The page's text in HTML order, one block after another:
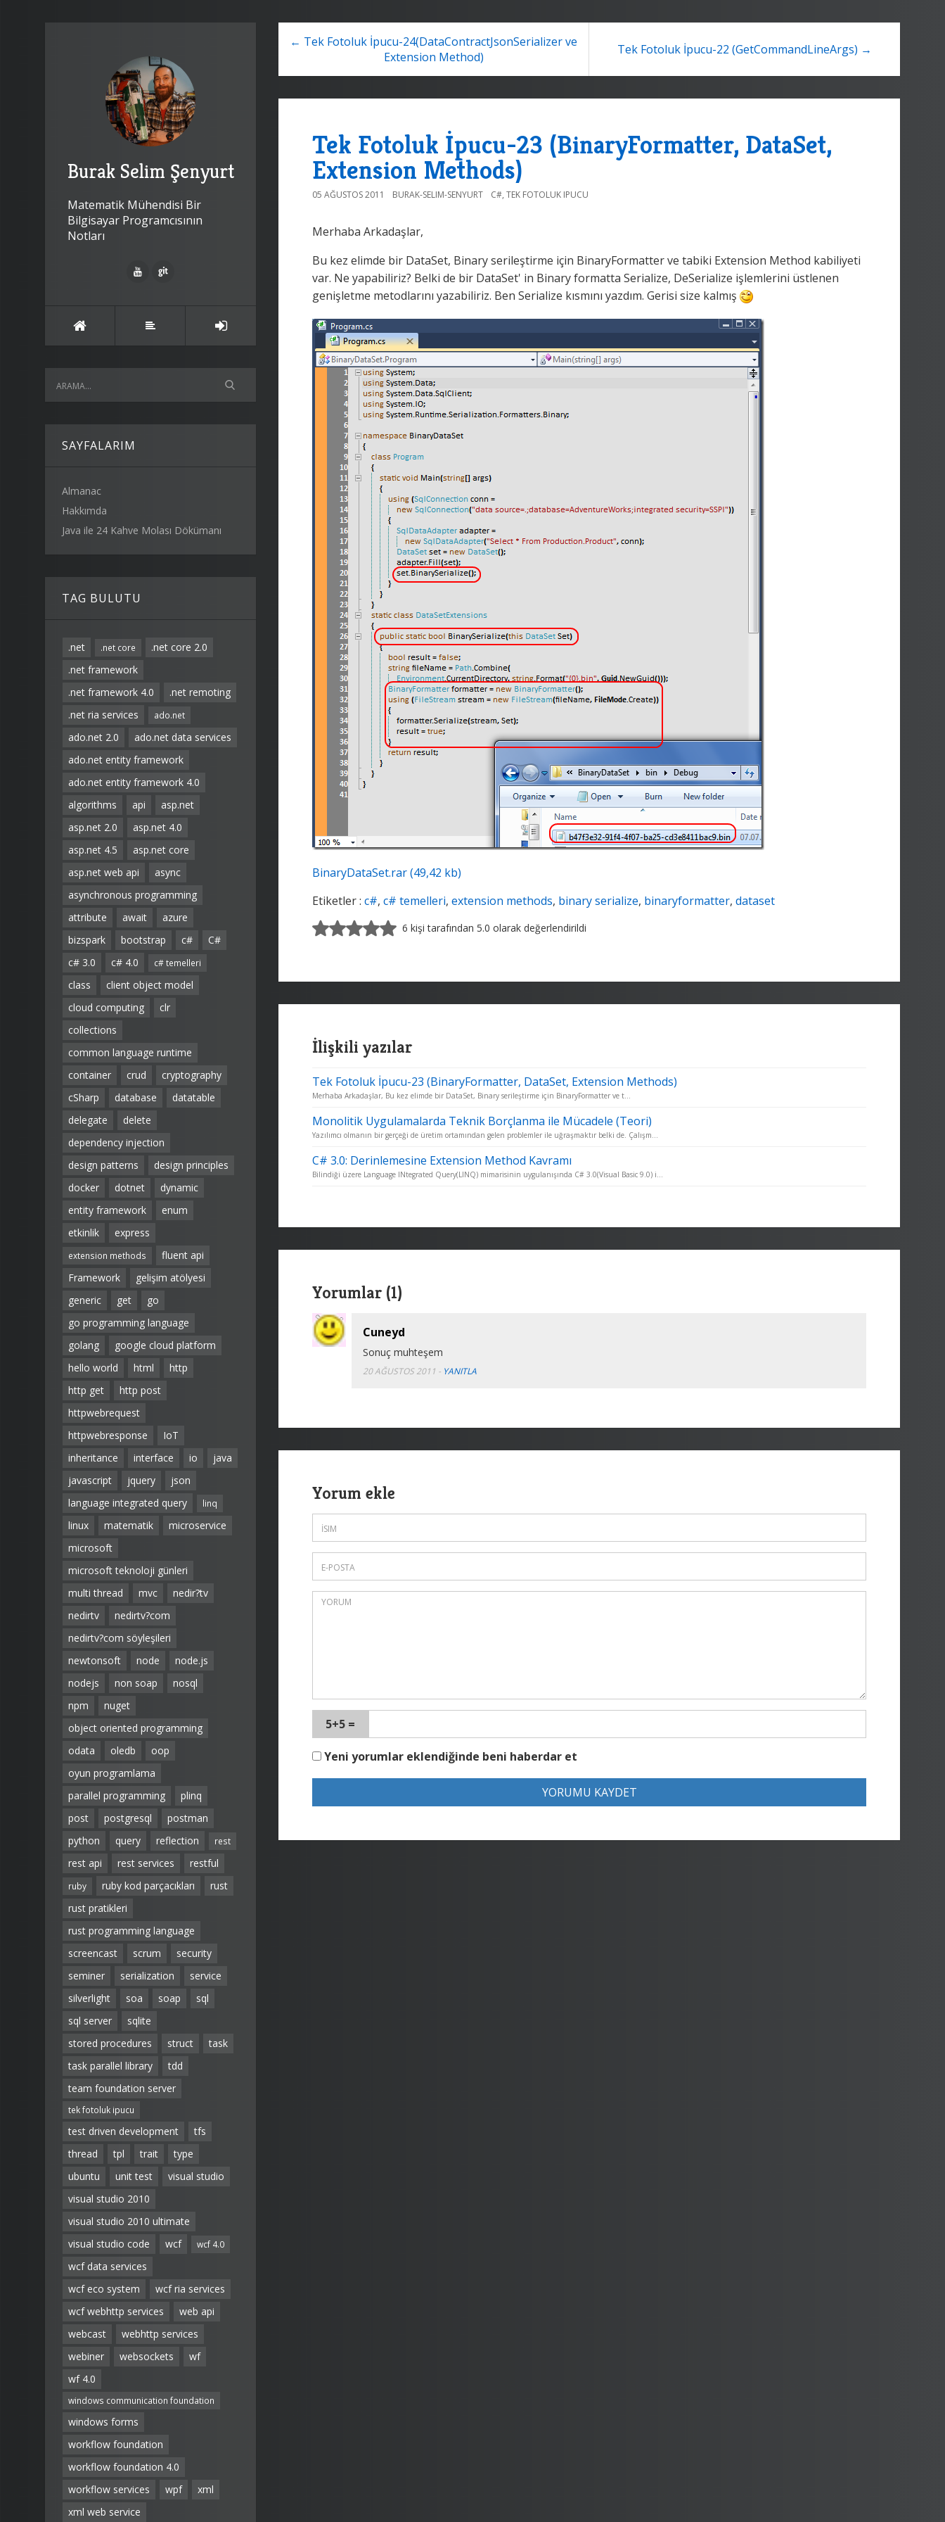
Burak Selim Şenyurt
Matematik Mühendisi Bir
Bilgisayar Programcısının
Notları
SAYFALARIM
Almanac
Hakkımda
Java ile 24 Kahve Molası Dökümanı
TAG BULUTU
.net .net core
.net core 2.0
.net framework
.net framework 4.0
.net remoting
.net ria services
ado.net
ado.net 2.0
ado.net data services
ado.net entity framework
ado.net entity framework 4.0
algorithms
api
asp.net
asp.net 2.0
asp.net 4.0
asp.net 4.5
asp.net core
asp.net web api
async
asynchronous programming
attribute
await
azure
bizspark
bootstrap c#
C#
c# 3.0
c# 4.0 c# temelleri
class
client object model
cloud computing
clr
collections
common language runtime
container
crud
cryptography
cSharp
database
datatable
delegate
delete
dependency injection
design patterns
design principles
docker
dotnet
dynamic
entity framework
enum
etkinlik
express
extension methods
fluent api
Framework
gelişim atölyesi
generic
get
go
go programming language
golang
google cloud platform
hello world
html
http
http get
http post
httpwebrequest
httpwebresponse
IoT
inheritance
interface io
java
javascript
jquery
json
language integrated query
linq
linux matematik
microservice
microsoft
microsoft teknoloji günleri
multi thread
mvc
nedir?tv
nedirtv
nedirtv?com
nedirtv?com söyleşileri
newtonsoft
node
node.js
nodejs
non soap
nosql
npm
nuget
object oriented programming
odata
oledb
oop
oyun programlama
parallel programming
plinq
post
postgresql
postman
python
query reflection rest
rest api rest services restful
ruby ruby kod parçacıkları
rust
rust pratikleri
rust programming language
screencast
scrum
security
seminer
serialization
service
silverlight
soa soap
sql
sql server
sqlite
stored procedures
struct
task
task parallel library
tdd
team foundation server
tek fotoluk ipucu
test driven development
tfs
thread
tpl trait
type
ubuntu
unit test
visual studio
visual studio 2010
visual studio 2010 ultimate
visual studio code
wcf wcf 4.0
wcf data services
wcf eco system
wcf ria services
wcf webhttp services
web api
webcast
webhttp services
webiner
websockets
wf
wf 4.0
windows communication foundation
windows forms
workflow foundation
workflow foundation 4.0
workflow services
wpf
xml
xml web service
← Tek Fotoluk İpucu-24(DataContractJsonSerializer ve
Extension Method)
Tek Fotoluk İpucu-22 (GetCommandLineArgs) →
Tek Fotoluk İpucu-23 (BinaryFormatter, DataSet,
Extension Methods)
05 AĞUSTOS 2011 BURAK-SELIM-SENYURT C#, TEK FOTOLUK IPUCU
Merhaba Arkadaşlar,
Bu kez elimde bir DataSet, Binary serileştirme için BinaryFormatter ve tabiki Extension Method kabiliyeti
var. Ne yapabiliriz? Belki de bir DataSet' in Binary formatta Serialize, DeSerialize işlemlerini üstlenen
genişletme metodlarını yazabiliriz. Ben Serialize kısmını yazdım. Gerisi size kalmış
BinaryDataSet.rar (49,42 kb)
Etiketler : c#, c# temelleri, extension methods, binary serialize, binaryformatter, dataset
6 kişi tarafından 5.0 olarak değerlendirildi
İlişkili yazılar
Tek Fotoluk İpucu-23 (BinaryFormatter, DataSet, Extension Methods)
Merhaba Arkadaşlar, Bu kez elimde bir DataSet, Binary serileştirme için BinaryFormatter ve t...
Monolitik Uygulamalarda Teknik Borçlanma ile Mücadele (Teori)
Yazılımcı olmanın bir gerçeği de üretim ortamından gelen problemler ile uğraşmaktır belki de. Çalışm...
C# 3.0: Derinlemesine Extension Method Kavramı
Bilindiği üzere Language INtegrated Query(LINQ) mimarisinin uygulanışında C# 3.0(Visual Basic 9.0) i...
Yorumlar (1)
Cuneyd
Sonuç muhteşem
20 AĞUSTOS 2011 - YANITLA
Yorum ekle
5+5 =
Yeni yorumlar eklendiğinde beni haberdar et